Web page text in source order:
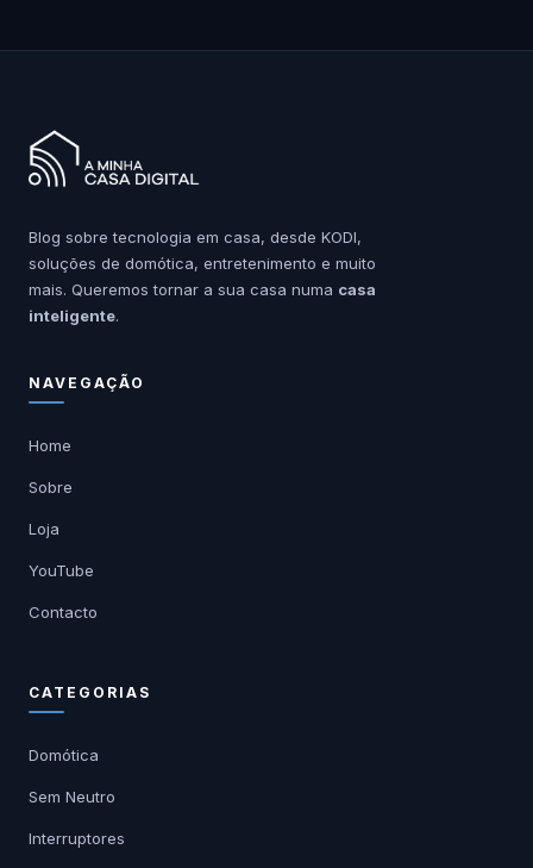
Blog sobre tecnologia em casa, desde KODI,
soluções de domótica, entretenimento e muito
mais. Queremos tornar a sua casa numa casa
inteligente.
NAVEGAÇÃO
Home
Sobre
Loja
YouTube
Contacto
CATEGORIAS
Domótica
Sem Neutro
Interruptores